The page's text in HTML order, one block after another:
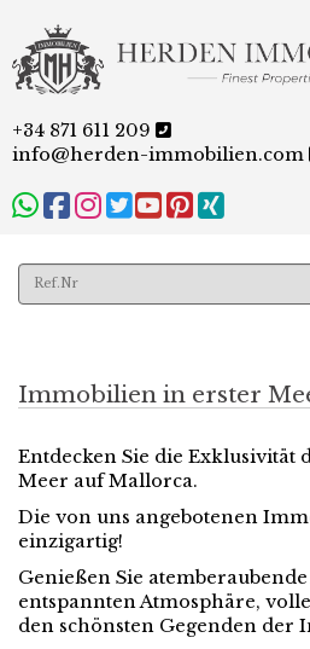
+34 871 611 209
info@herden-immobilien.com
Immobilien in erster
Entdecken Sie die Exklusivität
Meer auf Mallorca.
Die von uns angebotenen
einzigartig!
Genießen Sie
entspannten Atmosphäre,
den schönsten Gegenden der